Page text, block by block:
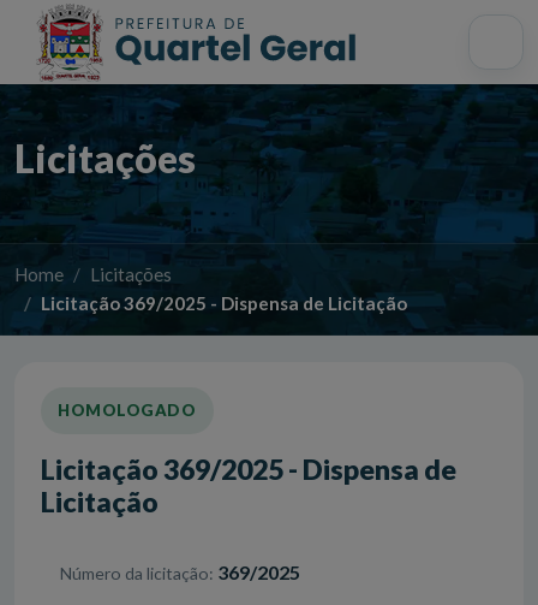
Acessibilidade InícioMapa do site
Licitações
Home
Licitações
Licitação 369/2025 - Dispensa de Licitação
HOMOLOGADO
Licitação 369/2025 - Dispensa de
Licitação
Número da licitação 369/2025